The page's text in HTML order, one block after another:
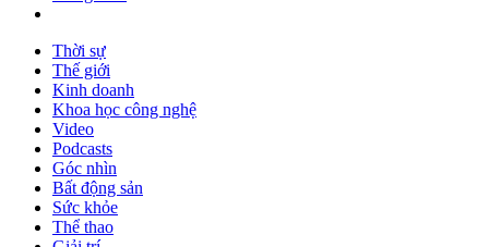
Thời sự
Thế giới
Kinh doanh
Khoa học công nghệ
Video
Podcasts
Góc nhìn
Bất động sản
Sức khỏe
Thể thao